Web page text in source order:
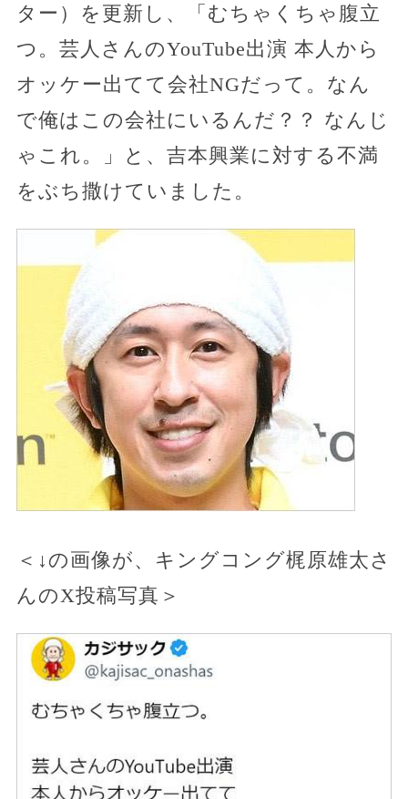
ター）を更新し、「むちゃくちゃ腹立
つ。芸人さんのYouTube出演 本人から
オッケー出てて会社NGだって。なん
で俺はこの会社にいるんだ？？ なんじ
ゃこれ。」と、吉本興業に対する不満
をぶち撒けていました。
＜↓の画像が、キングコング梶原雄太さ
んのX投稿写真＞